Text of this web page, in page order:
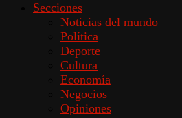
Secciones
Noticias del mundo
Política
Deporte
Cultura
Economía
Negocios
Opiniones